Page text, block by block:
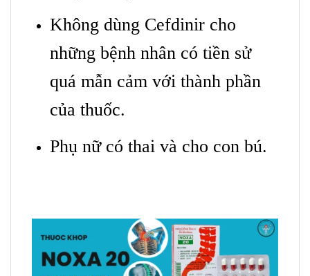
Không dùng Cefdinir cho
những bệnh nhân có tiền sử
quá mẫn cảm với thành phần
của thuốc.
Phụ nữ có thai và cho con bú.